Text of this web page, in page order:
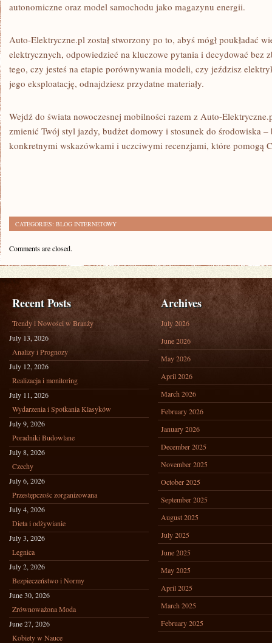
autonomiczne oraz model samochodu jako magazynu energii.
Auto-Elektryczne.pl został stworzony po to, abyś mógł poukładać
elektrycznych, odpowiedzieć na kluczowe pytania i decydować bez
tego, czy jesteś na etapie porównywania modeli, czy jeździsz
jego eksploatację, odnajdziesz przydatne materiały.
Wejdź do świata nowoczesnej mobilności razem z Auto-
zmienić Twój styl jazdy, budżet domowy i stosunek do środowiska
konkretnymi wskazówkami i uczciwymi recenzjami, które pomogą
CATEGORIES: BLOG INTERNETOWY
Comments are closed.
Recent Posts
Trendy i Nowości w Branży
July 13, 2026
Analizy i Prognozy
July 12, 2026
Realizacja i monitoring
July 11, 2026
Wydarzenia i Spotkania Klasyków
July 9, 2026
Poradniki Budowlane
July 8, 2026
Czechy
July 6, 2026
Przestępczośc zorganizowana
July 4, 2026
Dieta i odżywianie
July 3, 2026
Legnica
July 2, 2026
Bezpieczeństwo i Normy
June 30, 2026
Zrównoważona Moda
June 27, 2026
Kobiety w Nauce
Archives
July 2026
June 2026
May 2026
April 2026
March 2026
February 2026
January 2026
December 2025
November 2025
October 2025
September 2025
August 2025
July 2025
June 2025
May 2025
April 2025
March 2025
February 2025